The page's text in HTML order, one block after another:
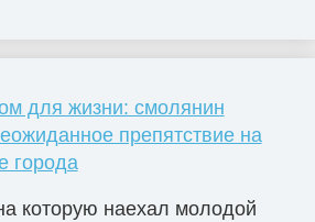
для жизни: смолянин
препятствие на
города
которую наехал молодой